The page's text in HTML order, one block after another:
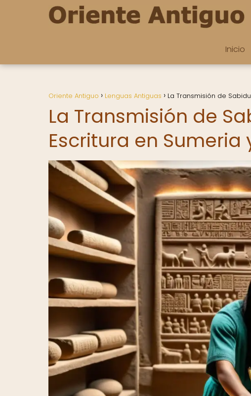
Inicio
Oriente Antiguo Lenguas Antiguas La Transmisión de
La Transmisión de
Escritura en Sumeria